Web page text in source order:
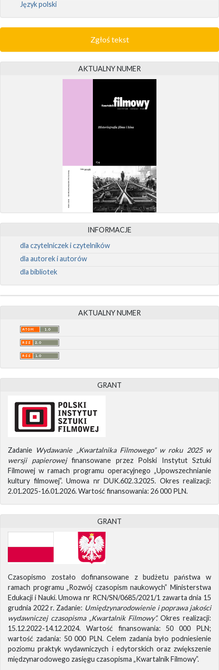
Język polski
Zgłoś tekst
AKTUALNY NUMER
INFORMACJE
dla czytelniczek i czytelników
dla autorek i autorów
dla bibliotek
AKTUALNY NUMER
GRANT
Zadanie Wydawanie „Kwartalnika Filmowego” w roku 2025 w
wersji papierowejfinansowane przez Polski Instytut Sztuki
Filmowej w ramach programu operacyjnego „Upowszechnianie
kultury filmowej”. Umowa nr DUK.602.3.2025. Okres realizacji:
2.01.2025-16.01.2026. Wartość finansowania: 26 000 PLN.
GRANT
Czasopismo zostało dofinansowane z budżetu państwa w
ramach programu „Rozwój czasopism naukowych” Ministerstwa
Edukacji i Nauki. Umowa nr RCN/SN/0685/2021/1 zawarta dnia 15
grudnia 2022 r. Zadanie: Umiędzynarodowienie i poprawa jakości
wydawniczej czasopisma „Kwartalnik Filmowy”.Okres realizacji:
15.12.2022-14.12.2024. Wartość finansowania: 50 000 PLN;
wartość zadania: 50 000 PLN. Celem zadania było podniesienie
poziomu praktyk wydawniczych i edytorskich oraz zwiększenie
międzynarodowego zasięgu czasopisma „Kwartalnik Filmowy”.